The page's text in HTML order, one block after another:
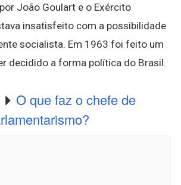
João Goulart e o Exército
insatisfeito com a possibilidade
socialista. Em 1963 foi feito um
decidido a forma política do Brasil.
O que faz o chefe de